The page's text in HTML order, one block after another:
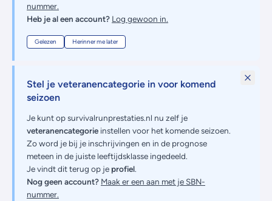
nummer.
Heb je al een account? Log gewoon in.
Gelezen Herinner me later
Stel je veteranencategorie in voor komend
seizoen
Je kunt op survivalrunprestaties.nl nu zelf je
veteranencategorie instellen voor het komende seizoen.
Zo word je bij je inschrijvingen en in de prognose
meteen in de juiste leeftijdsklasse ingedeeld.
Je vindt dit terug op je profiel.
Nog geen account? Maak er een aan met je SBN-
nummer.